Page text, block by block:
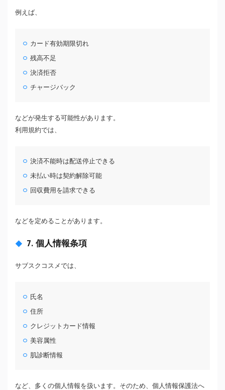
例えば、
カード有効期限切れ
残高不足
決済拒否
チャージバック
などが発生する可能性があります。
利用規約では、
決済不能時は配送停止できる
未払い時は契約解除可能
回収費用を請求できる
などを定めることがあります。
7. 個人情報条項
サブスクコスメでは、
氏名
住所
クレジットカード情報
美容属性
肌診断情報
など、多くの個人情報を扱います。そのため、個人情報保護法へ